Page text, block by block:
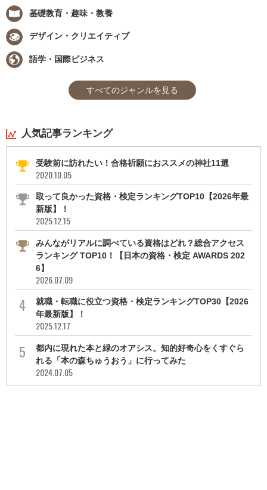
基礎教育・趣味・教養
デザイン・クリエイティブ
語学・国際ビジネス
すべてのジャンルを見る
人気記事ランキング
受験前に訪れたい！合格祈願におススメの神社11選
2020.10.05
取って良かった資格・検定ランキングTOP10【2026年最
新版】！
2025.12.15
みんながリアルに調べている資格はどれ？総合アクセス
ランキング TOP10！【日本の資格・検定 AWARDS 202
6】
2026.07.09
就職・転職に役立つ資格・検定ランキングTOP30【2026
年最新版】！
2025.12.17
都内に現れた本と緑のオアシス。知的好奇心をくすぐら
れる「本の森ちゅうおう」に行ってみた
2024.07.05